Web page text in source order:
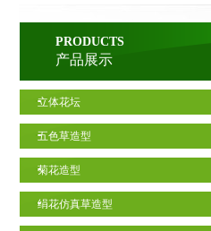
PRODUCTS
产品展示
立体花坛
五色草造型
菊花造型
绢花仿真草造型